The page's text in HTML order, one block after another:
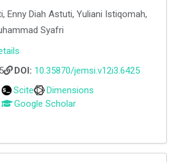
Enny Diah Astuti, Yuliani Istiqomah,
Syafri
DOI: 10.35870/jemsi.v12i3.6425
Scite
Dimensions
Google Scholar